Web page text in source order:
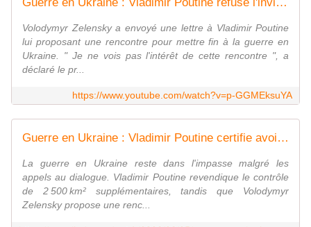
Volodymyr Zelensky a envoyé une lettre à Vladimir Poutine
lui proposant une rencontre pour mettre fin à la guerre en
Ukraine. " Je ne vois pas l'intérêt de cette rencontre ", a
déclaré le pr...
https://www.youtube.com/watch?v=p-GGMEksuYA
Guerre en Ukraine : Vladimir Poutine certifie avoir pris le contrôle du Louhansk, de Donetsk et de Zaporijjia... Maintenant, il veut que Zelensky lui cède le Donbass
La guerre en Ukraine reste dans l'impasse malgré les
appels au dialogue. Vladimir Poutine revendique le contrôle
de 2 500 km² supplémentaires, tandis que Volodymyr
Zelensky propose une renc...